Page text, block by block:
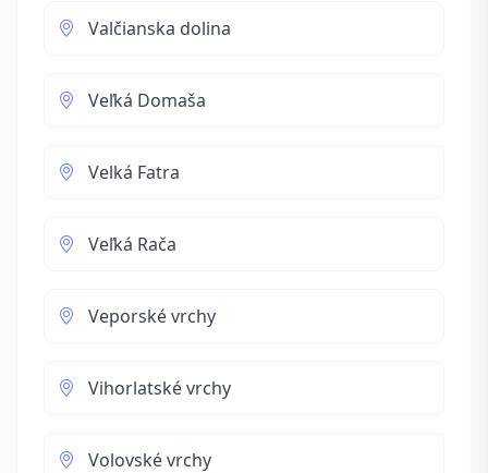
Valčianska dolina
Veľká Domaša
Velká Fatra
Veľká Rača
Veporské vrchy
Vihorlatské vrchy
Volovské vrchy